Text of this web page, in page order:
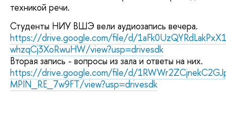
техникой речи.
Студенты НИУ ВШЭ вели аудиозапись вечера.
https://drive.google.com/file/d/
whzqCj3XoRwuHW/view?usp=drivesdk
Вторая запись - вопросы из зала и ответы на них.
https://drive.google.com/file/d/
MPIN_RE_7w9FT/view?usp=drivesdk